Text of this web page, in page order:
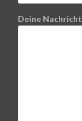
Deine Nachricht